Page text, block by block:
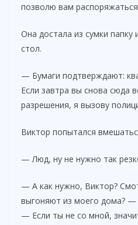
позволю вам
Она достала из сумки
стол.
— Бумаги подтверждают:
Если завтра вы снова сюда
разрешения, я вызову
Виктор попытался
— Люд, ну не нужно так
— А как нужно, Виктор?
выгоняют из моего дома? —
— Если ты не со мной,